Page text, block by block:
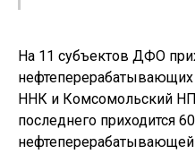
На 11 субъектов ДФО
ННК и Комсомольский
последнего приходится
нефтеперерабатывающей